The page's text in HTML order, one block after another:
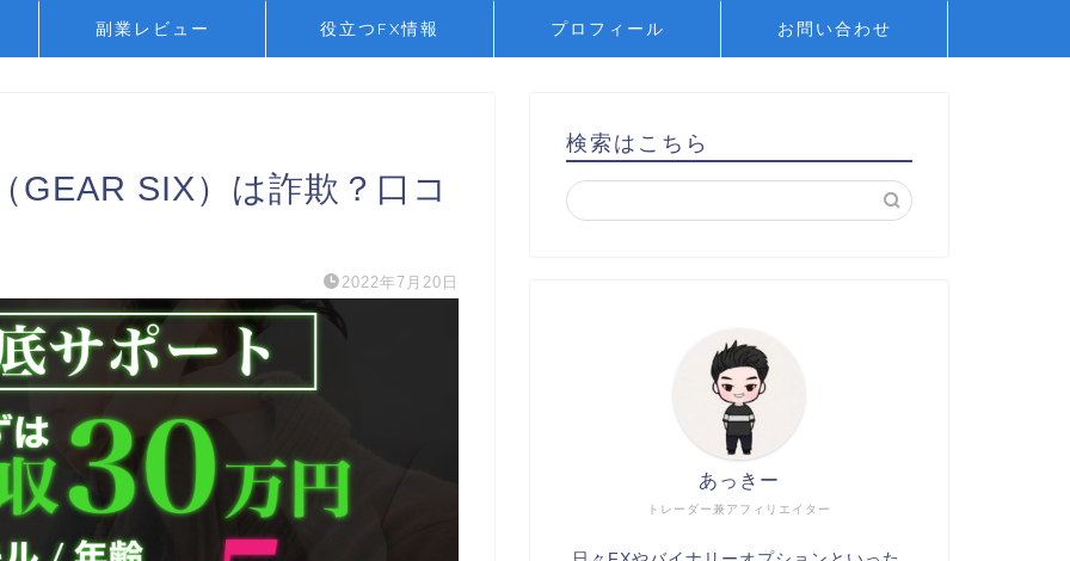
副業レビュー 役立つFX情報 プロフィール お問い合わせ
GEAR SIX）は詐欺？口コ
2022年7月20日
検索はこちら
トレーダー兼アフィリエイター
あっきー